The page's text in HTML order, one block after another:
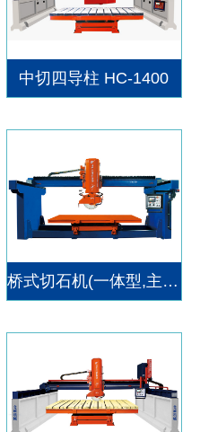
中切四导柱 HC-1400
桥式切石机(一体型,主机旋转)HC-450/600A